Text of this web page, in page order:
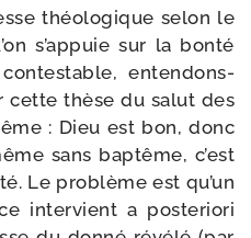
théo­lo­gique selon le
s’appuie sur la bon­té
entendons-​
cette thèse du salut des
: Dieu est bon, donc
sans bap­tême, c’est
Le pro­blème est qu’un
inter­vient a pos­te­rio­ri